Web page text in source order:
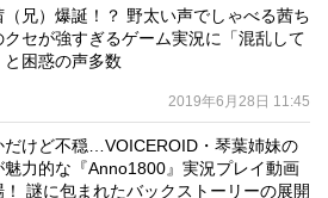
（兄）爆誕！？ 野太い声でしゃべる茜ち
クセが強すぎるゲーム実況に「混乱して
と困惑の声多数
2019年6月28日 11:45
だけど不穏…VOICEROID・琴葉姉妹の
魅力的な『Anno1800』実況プレイ動画
！ 謎に包まれたバックストーリーの展開